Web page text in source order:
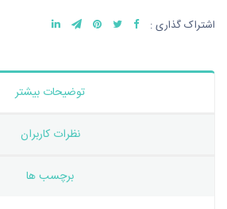
اشتراک گذاری :
توضیحات بیشتر
نظرات کاربران
برچسب ها